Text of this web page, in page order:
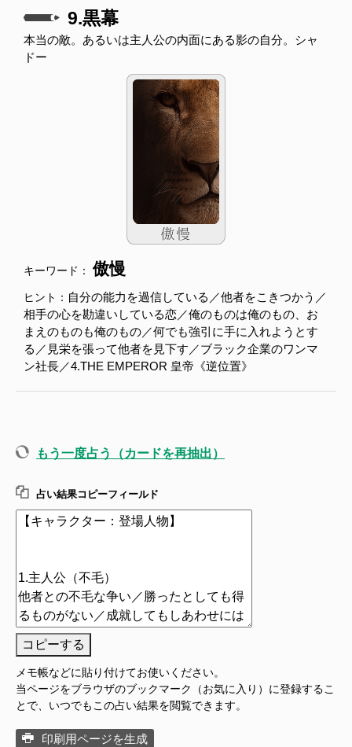
9.黒幕
本当の敵。あるいは主人公の内面にある影の自分。シャ
ドー
キーワード： 傲慢
ヒント： 自分の能力を過信している／他者をこきつかう／
相手の心を勘違いしている恋／俺のものは俺のもの、お
まえのものも俺のもの／何でも強引に手に入れようとす
る／見栄を張って他者を見下す／ブラック企業のワンマ
ン社長／4.THE EMPEROR 皇帝《逆位置》
もう一度占う（カードを再抽出）
占い結果コピーフィールド
コピーする
メモ帳などに貼り付けてお使いください。
当ページをブラウザのブックマーク（お気に入り）に登録するこ
とで、いつでもこの占い結果を閲覧できます。
印刷用ページを生成